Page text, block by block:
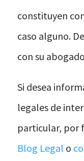
constituyen
caso alguno.
con su
Si desea
legales de
particular, por
Blog Legal o